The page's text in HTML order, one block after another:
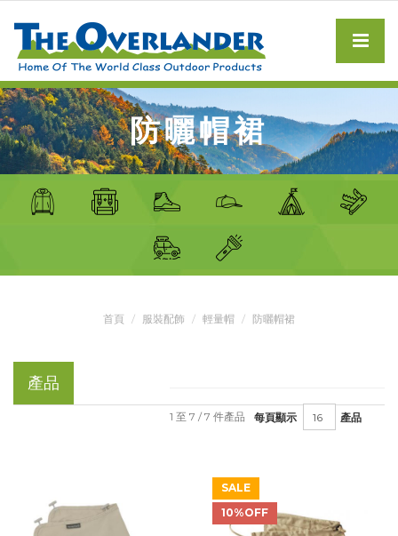
防曬帽裙
首頁 服裝配飾 輕量帽 防曬帽裙
產品
每頁顯示 產品
1 至 7 / 7 件產品
SALE
10%OFF